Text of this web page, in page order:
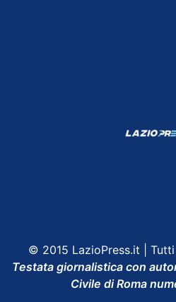
© 2015 LazioPress.it |
Testata giornalistica con
Civile di Roma